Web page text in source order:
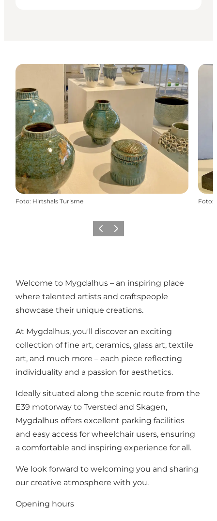
Foto: Hirtshals Turisme Foto:
Vorige Volgende
Welcome to Mygdalhus – an inspiring place
where talented artists and craftspeople
showcase their unique creations.
At Mygdalhus, you'll discover an exciting
collection of fine art, ceramics, glass art, textile
art, and much more – each piece reflecting
individuality and a passion for aesthetics.
Ideally situated along the scenic route from the
E39 motorway to Tversted and Skagen,
Mygdalhus offers excellent parking facilities
and easy access for wheelchair users, ensuring
a comfortable and inspiring experience for all.
We look forward to welcoming you and sharing
our creative atmosphere with you.
Opening hours